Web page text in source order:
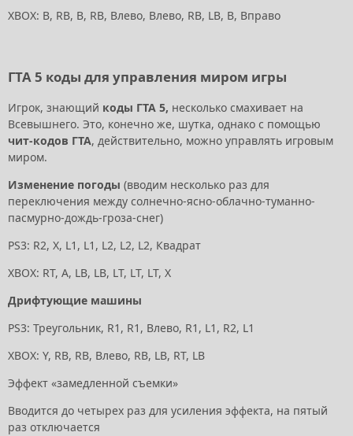
XBOX: B, RB, B, RB, Влево, Влево, RB, LB, B, Вправо
ГТА 5 коды для управления миром игры
Игрок, знающий коды ГТА 5, несколько смахивает на
Всевышнего. Это, конечно же, шутка, однако с помощью
чит-кодов ГТА, действительно, можно управлять игровым
миром.
Изменение погоды (вводим несколько раз для
переключения между солнечно-ясно-облачно-туманно-
пасмурно-дождь-гроза-снег)
PS3: R2, X, L1, L1, L2, L2, L2, Квадрат
XBOX: RT, A, LB, LB, LT, LT, LT, X
Дрифтующие машины
PS3: Треугольник, R1, R1, Влево, R1, L1, R2, L1
XBOX: Y, RB, RB, Влево, RB, LB, RT, LB
Эффект «замедленной съемки»
Вводится до четырех раз для усиления эффекта, на пятый
раз отключается